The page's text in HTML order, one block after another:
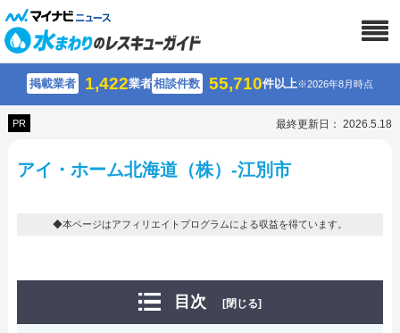
掲載業者 1,422業者相談件数 55,710件以上※2026年8月時点
PR 最終更新日： 2026.5.18
アイ・ホーム北海道（株）-江別市
◆本ページはアフィリエイトプログラムによる収益を得ています。
目次 [閉じる]